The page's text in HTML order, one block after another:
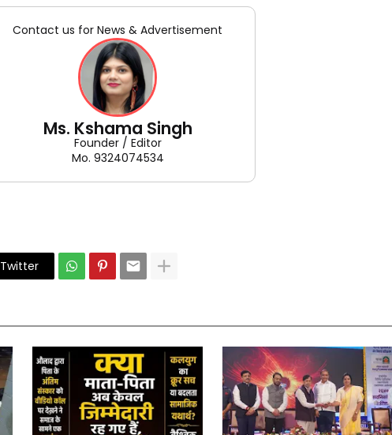
Contact us for News & Advertisement
Ms. Kshama Singh
Founder / Editor
Mo. 9324074534
Twitter